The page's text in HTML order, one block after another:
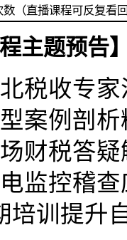
数（直播课程可反复看
主题预告
收专家
例剖析
税答疑
控稽查
训提升